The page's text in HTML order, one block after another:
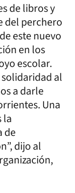
de libros y
del perchero
este nuevo
en los
escolar.
al
a darle
Una
la
de
dijo al